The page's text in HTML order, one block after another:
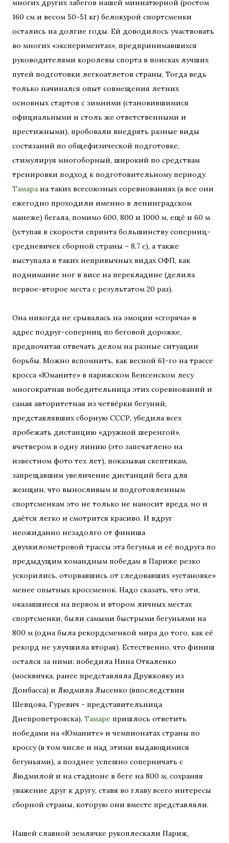
многих других забегов нашей миниатюрной (ростом
160 см и весом 50-51 кг) белокурой спортсменки
остались на долгие годы. Ей доводилось участвовать
во многих «экспериментах», предпринимавшихся
руководителями королевы спорта в поисках лучших
путей подготовки легкоатлетов страны, Тогда ведь
только начинался опыт совмещения летних
основных стартов с зимними (становившимися
официальными и столь же ответственными и
престижными), пробовали внедрять разные виды
состязаний по общефизической подготовке,
стимулируя многоборный, широкий по средствам
тренировки подход к подготовительному периоду.
Тамара на таких всесоюзных соревнованиях (а все они
ежегодно проходили именно в ленинградском
манеже) бегала, помимо 600, 800 и 1000 м, ещё и 60 м
(уступая в скорости спринта большинству соперниц-
средневичек сборной страны – 8,7 с), а также
выступала в таких непривычных видах ОФП, как
поднимание ног в висе на перекладине (делила
первое-второе места с результатом 20 раз).
Она никогда не срывалась на эмоции «сгоряча» в
адрес подруг-соперниц по беговой дорожке,
предпочитая отвечать делом на разные ситуации
борьбы. Можно вспомнить, как весной 61-го на трассе
кросса «Юманите» в парижском Венсенском лесу
многократная победительница этих соревнований и
самая авторитетная из четвёрки бегуний,
представлявших сборную СССР, убедила всех
пробежать дистанцию «дружной шеренгой»,
вчетвером в одну линию (это запечатлено на
известном фото тех лет), показывая скептикам,
запрещавшим увеличение дистанций бега для
женщин, что выносливым и подготовленным
спортсменкам это не только не наносит вреда, но и
даётся легко и смотрится красиво. И вдруг
неожиданно незадолго от финиша
двухкилометровой трассы эта бегунья и её подруга по
предыдущим командным победам в Париже резко
ускорились, оторвавшись от следовавших «установке»
менее опытных кроссменок. Надо сказать, что эти,
оказавшиеся на первом и втором личных местах
спортсменки, были самыми быстрыми бегуньями на
800 м (одна была рекордсменкой мира до того, как её
рекорд не улучшила вторая). Естественно, что финиш
остался за ними: победила Нина Откаленко
(москвичка, ранее представляла Дружковку из
Донбасса) и Людмила Лысенко (впоследствии
Шевцова, Гуревич - представительница
Днепропетровска). Тамаре пришлось ответить
победами на «Юманите» и чемпионатах страны по
кроссу (в том числе и над этими выдающимися
бегуньями), а позднее успешно соперничать с
Людмилой и на стадионе в беге на 800 м, сохраняя
уважение друг к другу, ставя во главу всего интересы
сборной страны, которую они вместе представляли.
Нашей славной землячке рукоплескали Париж,